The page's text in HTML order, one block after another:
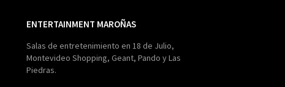
ENTERTAINMENT MAROÑAS
Salas de entretenimiento en 18 de Julio,
Montevideo Shopping, Geant, Pando y Las
Piedras.